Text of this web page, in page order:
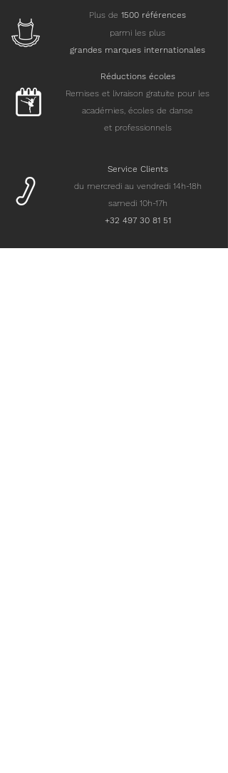
Plus de 1500 références
parmi les plus
grandes marques internationales
Réductions écoles
Remises et livraison gratuite pour les
académies, écoles de danse
et professionnels
Service Clients
du mercredi au vendredi 14h-18h
samedi 10h-17h
+32 497 30 81 51